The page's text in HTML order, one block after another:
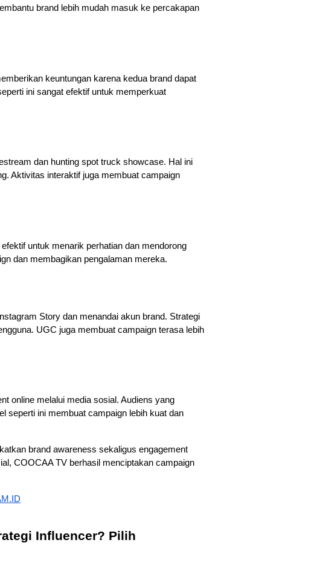
brand lebih mudah masuk ke percakapan
keuntungan karena kedua brand dapat
ini sangat efektif untuk memperkuat
dan hunting spot truck showcase. Hal ini
Aktivitas interaktif juga membuat campaign
untuk menarik perhatian dan mendorong
dan membagikan pengalaman mereka.
Story dan menandai akun brand. Strategi
UGC juga membuat campaign terasa lebih
online melalui media sosial. Audiens yang
seperti ini membuat campaign lebih kuat dan
brand awareness sekaligus engagement
COOCAA TV berhasil menciptakan campaign
Influencer? Pilih